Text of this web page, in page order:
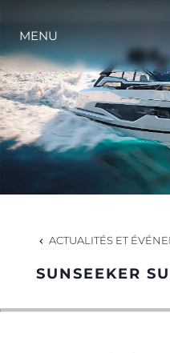
LA
MENU
ACTUALITÉS ET
SUNSEEKER